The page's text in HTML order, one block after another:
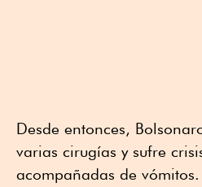
Desde entonces,
varias cirugías y sufre
acompañadas de vómitos.